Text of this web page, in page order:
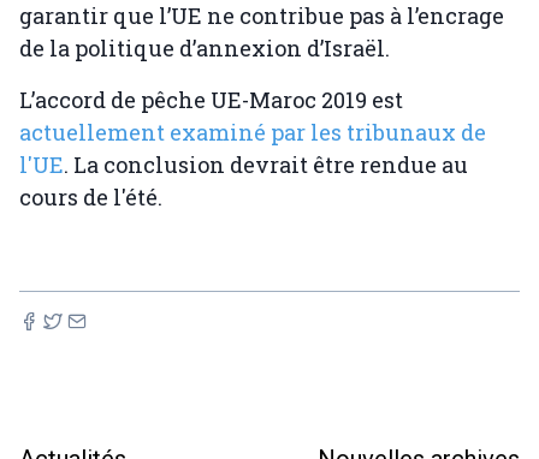
garantir que l’UE ne contribue pas à l’encrage
de la politique d’annexion d’Israël.
L’accord de pêche UE-Maroc 2019 est
actuellement examiné par les tribunaux de
l'UE. La conclusion devrait être rendue au
cours de l'été.